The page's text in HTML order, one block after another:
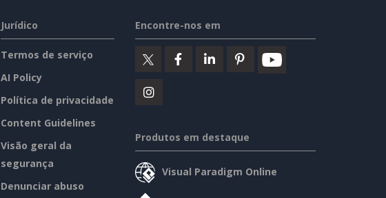
Jurídico
Termos de serviço
AI Policy
Política de privacidade
Content Guidelines
Visão geral da
segurança
Denunciar abuso
Encontre-nos em
Produtos em destaque
Visual Paradigm Online